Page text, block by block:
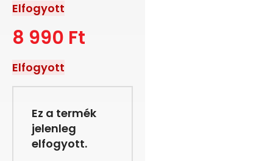
Elfogyott
8 990 Ft
Elfogyott
Ez a termék
jelenleg
elfogyott.